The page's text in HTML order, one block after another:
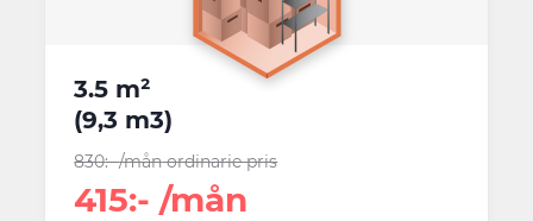
3.5 m²
(9,3 m3)
830:-/månordinarie pris
415:- /mån